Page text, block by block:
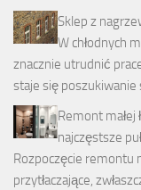
Sklep z
W chłodnych
znacznie utrudnić
staje się
Remont małej
najczęstsze
Rozpoczęcie remontu
przytłaczające,